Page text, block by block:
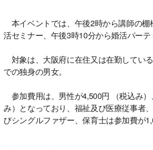
本イベントでは、午後2時から講師の棚
活セミナー、午後3時10分から婚活パーテ
対象は、大阪府に在住又は在勤してい
での独身の男女。
参加費用は、男性が4,500円 （税込み
み）となっており、福祉及び医療従事者
びシングルファザー、保育士は参加費が